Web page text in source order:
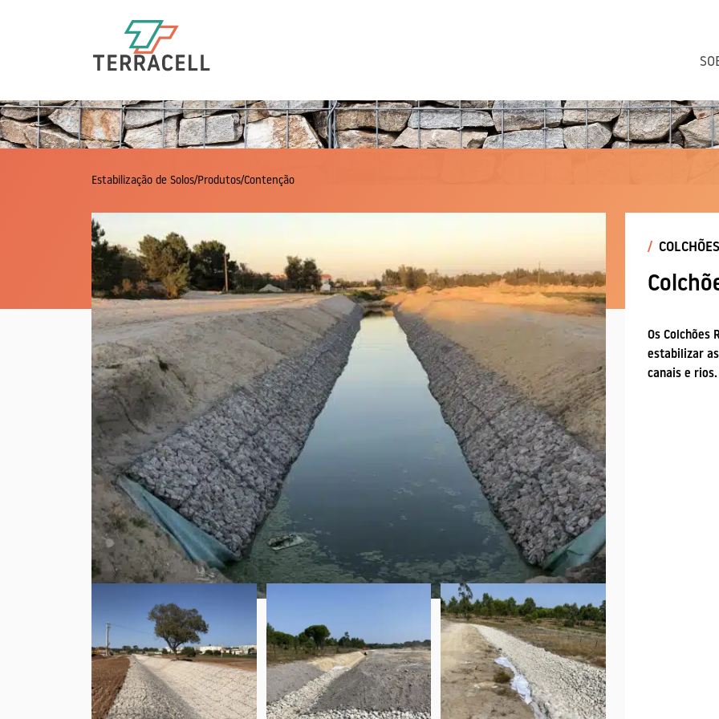
Projetos Produtos
COBERTURAS
Projetos Produtos
CONTENÇÃO
Estabilização de Solos/Produtos/Contenção
/
Os Colchões
estabilizar
canais e rios.